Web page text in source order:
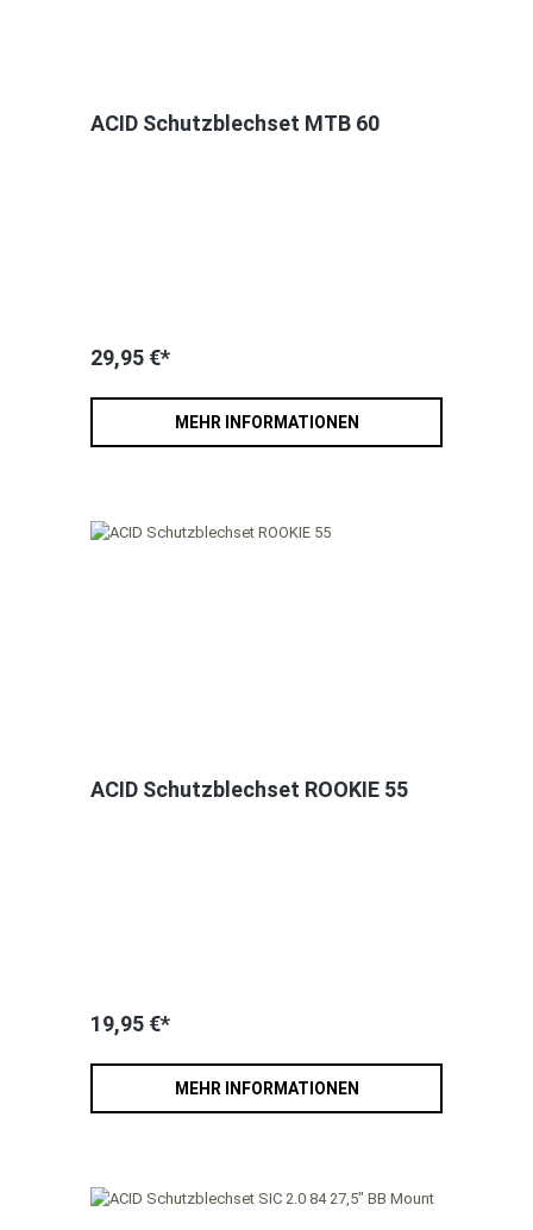
ACID Schutzblechset MTB 60
29,95 €*
MEHR INFORMATIONEN
ACID Schutzblechset ROOKIE 55
19,95 €*
MEHR INFORMATIONEN